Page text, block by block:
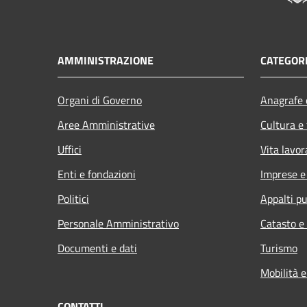
AMMINISTRAZIONE
Organi di Governo
Aree Amministrative
Uffici
Enti e fondazioni
Politici
Personale Amministrativo
Documenti e dati
Cultura
Vita
Imprese
Appalti
Catasto
Turismo
Mobilità